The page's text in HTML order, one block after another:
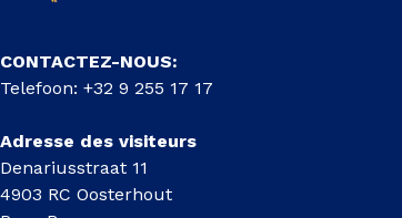
CONTACTEZ-NOUS:
Telefoon: +32 9 255 17 17
Adresse des visiteurs
Denariusstraat 11
4903 RC Oosterhout